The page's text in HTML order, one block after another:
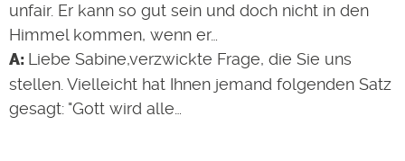
unfair. Er kann so gut sein und doch nicht in den
Himmel kommen, wenn er…
Liebe Sabine,verzwickte Frage, die Sie uns
stellen. Vielleicht hat Ihnen jemand folgenden Satz
gesagt: "Gott wird alle…